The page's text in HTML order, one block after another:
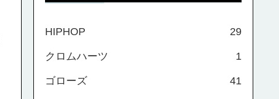
HIPHOP 29
クロムハーツ 1
ゴローズ 41